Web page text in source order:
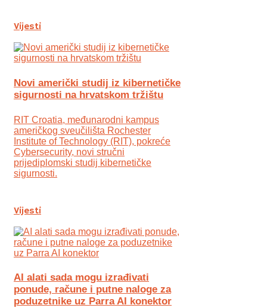
Vijesti
Novi američki studij iz kibernetičke
sigurnosti na hrvatskom tržištu
RIT Croatia, međunarodni kampus
američkog sveučilišta Rochester
Institute of Technology (RIT), pokreće
Cybersecurity, novi stručni
prijediplomski studij kibernetičke
sigurnosti.
Vijesti
AI alati sada mogu izrađivati
ponude, račune i putne naloge za
poduzetnike uz Parra AI konektor